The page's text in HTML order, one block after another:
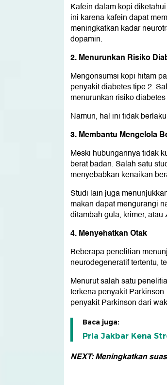
Kafein dalam kopi
ini karena kafein dapat
meningkatkan kadar
dopamin.
2. Menurunkan Risiko
Mengonsumsi kopi hitam
penyakit diabetes tipe 2.
menurunkan risiko
Namun, hal ini tidak
3. Membantu Mengelola
Meski hubungannya tidak
berat badan. Salah satu
menyebabkan kenaikan
Studi lain juga
makan dapat mengurangi
ditambah gula, krimer, atau
4. Menyehatkan Otak
Beberapa penelitian
neurodegeneratif tertentu,
Menurut salah satu
terkena penyakit
penyakit Parkinson dari
Baca juga:
Pria Jakbar Kena
NEXT: Meningkatkan